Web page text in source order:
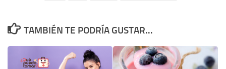
TAMBIÉN TE PODRÍA GUSTAR...